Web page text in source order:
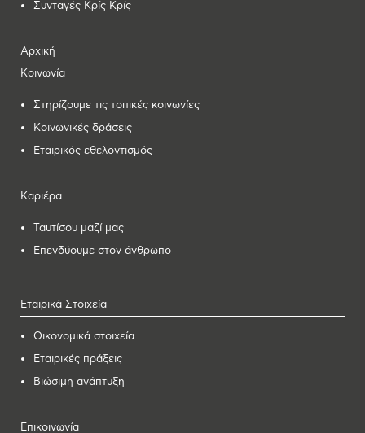
Συνταγές Κρίς Κρίς
Αρχική
Κοινωνία
Στηρίζουμε τις τοπικές κοινωνίες
Κοινωνικές δράσεις
Εταιρικός εθελοντισμός
Καριέρα
Ταυτίσου μαζί μας
Επενδύουμε στον άνθρωπο
Εταιρικά Στοιχεία
Οικονομικά στοιχεία
Εταιρικές πράξεις
Βιώσιμη ανάπτυξη
Επικοινωνία